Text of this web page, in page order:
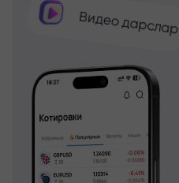
Видео дарслар